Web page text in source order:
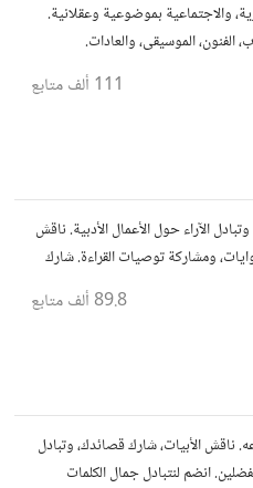
والاجتماعية بموضوعية وعقلانية.
الفنون، الموسيقى، والعادات.
111 ألف متابع
الآراء حول الأعمال الأدبية. ناقش
ومشاركة توصيات القراءة. شارك
89.8 ألف متابع
ناقش الأبيات، شارك قصائدك، وتبادل
انضم لنتبادل جمال الكلمات